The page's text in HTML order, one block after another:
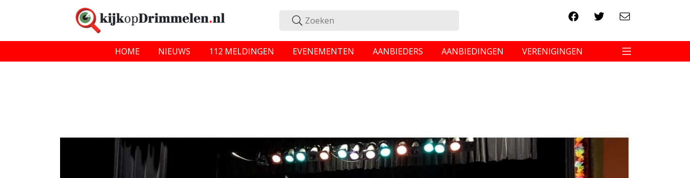
HOME NIEUWS 112 MELDINGEN EVENEMENTEN AANBIEDERS AANBIEDINGEN VERENIGINGEN